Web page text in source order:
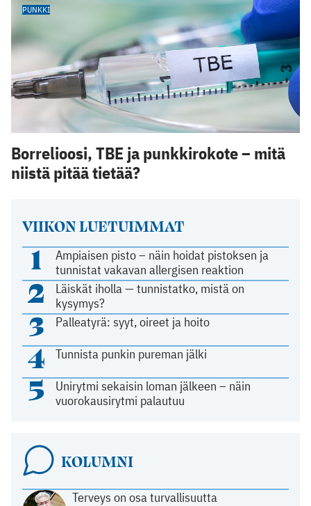
VIIKON LUETUIMMAT
1
Ampiaisen pisto – näin hoidat pistoksen ja
tunnistat vakavan allergisen reaktion
2
Läiskät iholla — tunnistatko, mistä on
kysymys?
3 Palleatyrä: syyt, oireet ja hoito
4 Tunnista punkin pureman jälki
5
Unirytmi sekaisin loman jälkeen – näin
vuorokausirytmi palautuu
KOLUMNI
Terveys on osa turvallisuutta
PUNKKI
Borrelioosi, TBE ja punkkirokote – mitä
niistä pitää tietää?